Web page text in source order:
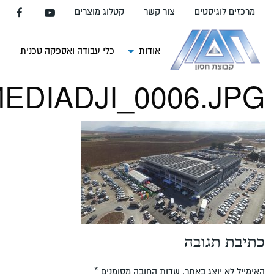
העמוד
מרכזים לוגיסטים צור קשר קטלוג מוצרים
אודות כלי עבודה ואספקה טכנית
כתיבת תגובה
האימייל לא יוצג באתר. שדות החובה מסומנים *